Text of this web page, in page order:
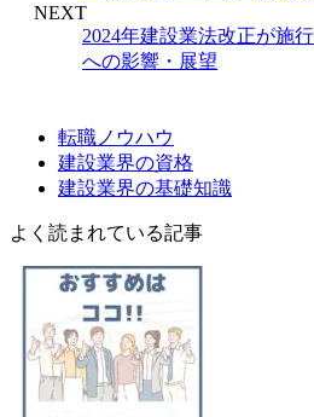
NEXT
2024年建設業法改正が施
への影響・展望
転職ノウハウ
建設業界の資格
建設業界の基礎知識
よく読まれている記事